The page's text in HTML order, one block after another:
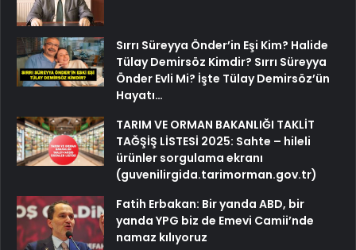
Sırrı Süreyya Önder’in Eşi Kim? Halide
Tülay Demirsöz Kimdir? Sırrı Süreyya
Önder Evli Mi? İşte Tülay Demirsöz’ün
Hayatı…
TARIM VE ORMAN BAKANLIĞI TAKLİT
TAĞŞİŞ LİSTESİ 2025: Sahte – hileli
ürünler sorgulama ekranı
(guvenilirgida.tarimorman.gov.tr)
Fatih Erbakan: Bir yanda ABD, bir
yanda YPG biz de Emevi Camii’nde
namaz kılıyoruz